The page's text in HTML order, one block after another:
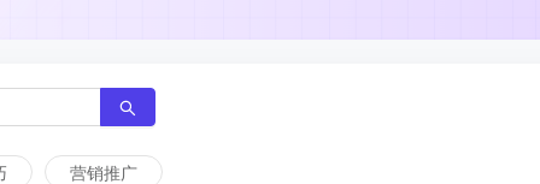
营销推广